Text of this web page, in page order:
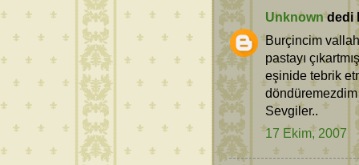
Unknowndedi
Burçincim
pastayı
eşinide tebrik
döndüremezdim
Sevgiler..
17 Ekim, 2007